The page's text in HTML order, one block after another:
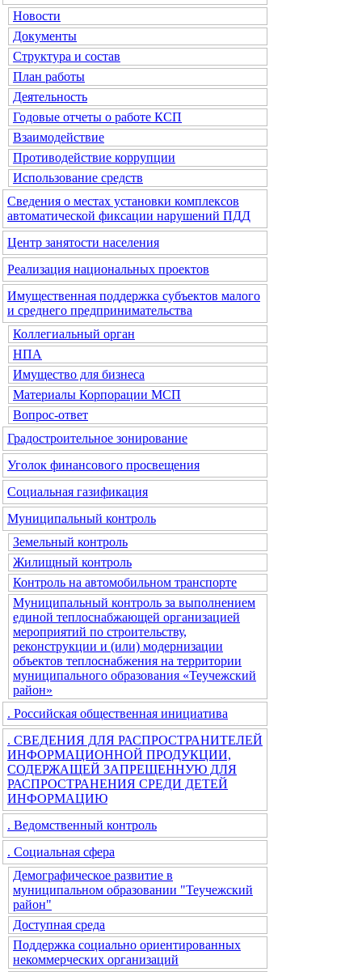
Новости
Документы
Структура и состав
План работы
Деятельность
Годовые отчеты о работе КСП
Взаимодействие
Противодействие коррупции
Использование средств
Сведения о местах установки комплексов
автоматической фиксации нарушений ПДД
Центр занятости населения
Реализация национальных проектов
Имущественная поддержка субъектов малого
и среднего предпринимательства
Коллегиальный орган
НПА
Имущество для бизнеса
Материалы Корпорации МСП
Вопрос-ответ
Градостроительное зонирование
Уголок финансового просвещения
Социальная газификация
Муниципальный контроль
Земельный контроль
Жилищный контроль
Контроль на автомобильном транспорте
Муниципальный контроль за выполнением
единой теплоснабжающей организацией
мероприятий по строительству,
реконструкции и (или) модернизации
объектов теплоснабжения на территории
муниципального образования «Теучежский
район»
. Российская общественная инициатива
. СВЕДЕНИЯ ДЛЯ РАСПРОСТРАНИТЕЛЕЙ
ИНФОРМАЦИОННОЙ ПРОДУКЦИИ,
СОДЕРЖАЩЕЙ ЗАПРЕЩЕННУЮ ДЛЯ
РАСПРОСТРАНЕНИЯ СРЕДИ ДЕТЕЙ
ИНФОРМАЦИЮ
. Ведомственный контроль
. Социальная сфера
Демографическое развитие в
муниципальном образовании "Теучежский
район"
Доступная среда
Поддержка социально ориентированных
некоммерческих организаций